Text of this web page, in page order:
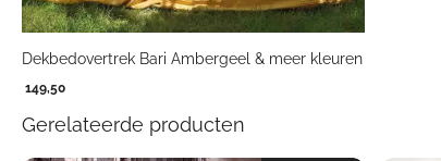
Dekbedovertrek Bari Ambergeel & meer kleuren
149,50
Gerelateerde producten